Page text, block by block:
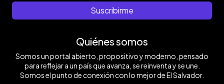
Suscribirme
Quiénes somos
Somos un portal abierto, propositivo y moderno, pensado
para reflejar a un país que avanza, se reinventa y se une.
Somos el punto de conexión con lo mejor de El Salvador.